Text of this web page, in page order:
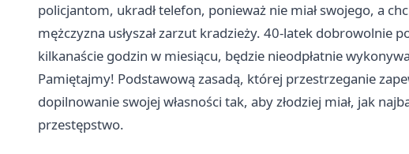
policjantom, ukradł telefon, ponieważ nie miał swojego, a
mężczyzna usłyszał zarzut kradzieży. 40-latek dobrowolnie
kilkanaście godzin w miesiącu, będzie nieodpłatnie
Pamiętajmy! Podstawową zasadą, której przestrzeganie
dopilnowanie swojej własności tak, aby złodziej miał, jak
przestępstwo.